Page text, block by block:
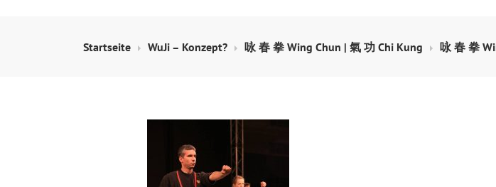
Startseite WuJi – Konzept? 咏 春 拳 Wing Chun | 氣 功 Chi Kung 咏 春 拳